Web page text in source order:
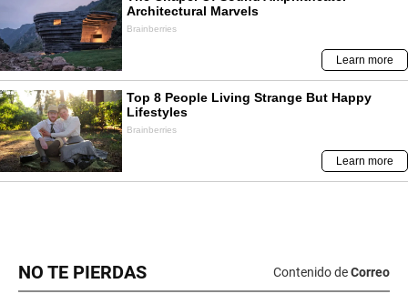
NO TE PIERDAS Contenido deCorreo